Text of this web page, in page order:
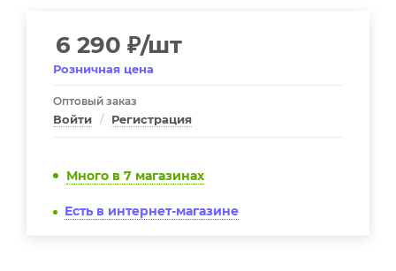
6 290 ₽/шт
Розничная цена
Оптовый заказ
Войти / Регистрация
Много в 7 магазинах
Есть в интернет-магазине